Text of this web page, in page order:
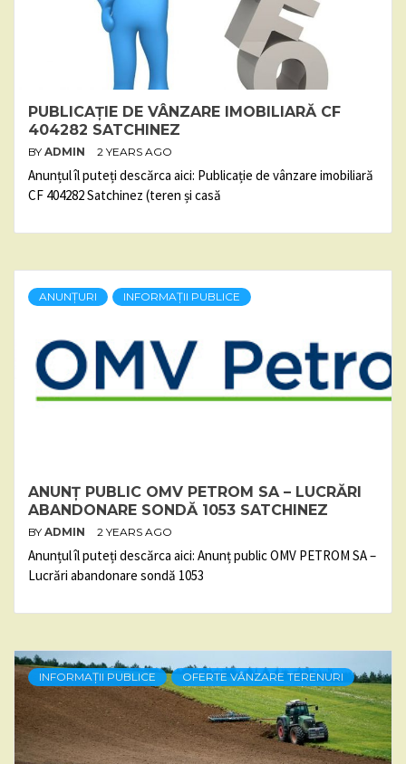
PUBLICAȚIE DE VÂNZARE IMOBILIARĂ CF
404282 SATCHINEZ
BY ADMIN 2 YEARS AGO
Anunțul îl puteți descărca aici: Publicație de vânzare imobiliară
CF 404282 Satchinez (teren și casă
ANUNȚURI INFORMAȚII PUBLICE
ANUNȚ PUBLIC OMV PETROM SA – LUCRĂRI
ABANDONARE SONDĂ 1053 SATCHINEZ
BY ADMIN 2 YEARS AGO
Anunțul îl puteți descărca aici: Anunț public OMV PETROM SA –
Lucrări abandonare sondă 1053
INFORMAȚII PUBLICE OFERTE VÂNZARE TERENURI